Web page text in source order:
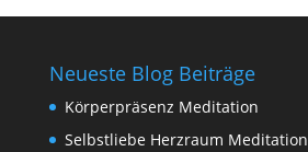
Neueste Blog Beiträge
Körperpräsenz Meditation
Selbstliebe Herzraum Meditation